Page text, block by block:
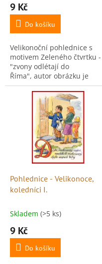
9 Kč
Do košíku
Velikonoční pohlednice s
motivem Zeleného čtvrtku -
"zvony odlétají do
Říma", autor obrázku je
neznámý. Tisk je na kvalitní
pohlednicový kartón 300 g,
Rozměry 10,5 x...
Pohlednice - Velikonoce,
koledníci I.
Skladem (>5 ks)
9 Kč
Do košíku